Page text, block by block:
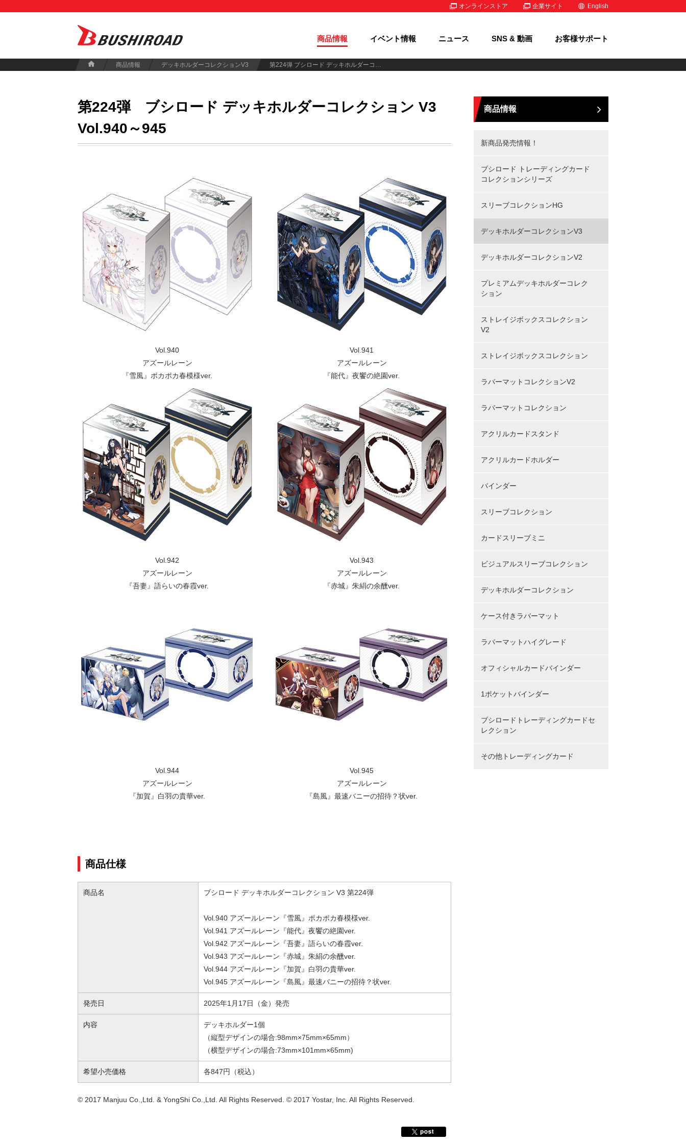
オンラインストア 企業サイト English
商品情報 イベント情報 ニュース SNS & 動画 お客様サポート
商品情報 デッキホルダーコレクションV3 第224弾 ブシロード デッキホルダーコレクション V3 Vol.940～945
第224弾
ブシロード デッキホルダーコレクション V3
Vol.940～945
Vol.940
アズールレーン
『雪風』ポカポカ春模様ver.
Vol.941
アズールレーン
『能代』夜饗の絶園ver.
Vol.942
アズールレーン
『吾妻』語らいの春霞ver.
Vol.943
アズールレーン
『赤城』朱絹の余醺ver.
Vol.944
アズールレーン
『加賀』白羽の貴華ver.
Vol.945
アズールレーン
『島風』最速バニーの招待？状ver.
商品仕様
商品名 ブシロード デッキホルダーコレクション V3 第224弾
Vol.940 アズールレーン『雪風』ポカポカ春模様ver.
Vol.941 アズールレーン『能代』夜饗の絶園ver.
Vol.942 アズールレーン『吾妻』語らいの春霞ver.
Vol.943 アズールレーン『赤城』朱絹の余醺ver.
Vol.944 アズールレーン『加賀』白羽の貴華ver.
Vol.945 アズールレーン『島風』最速バニーの招待？状ver.
発売日 2025年1月17日（金）発売
内容
デッキホルダー1個
（縦型デザインの場合:98mm×75mm×65mm）
（横型デザインの場合:73mm×101mm×65mm)
希望小売価格 各847円（税込）
© 2017 Manjuu Co.,Ltd. & YongShi Co.,Ltd. All Rights Reserved. © 2017 Yostar, Inc. All Rights Reserved.
商品情報
新商品発売情報！
ブシロード トレーディングカード
コレクションシリーズ
スリーブコレクションHG
デッキホルダーコレクションV3
デッキホルダーコレクションV2
プレミアムデッキホルダーコレク
ション
ストレイジボックスコレクション
V2
ストレイジボックスコレクション
ラバーマットコレクションV2
ラバーマットコレクション
アクリルカードスタンド
アクリルカードホルダー
バインダー
スリーブコレクション
カードスリーブミニ
ビジュアルスリーブコレクション
デッキホルダーコレクション
ケース付きラバーマット
ラバーマットハイグレード
オフィシャルカードバインダー
1ポケットバインダー
ブシロードトレーディングカードセ
レクション
その他トレーディングカード